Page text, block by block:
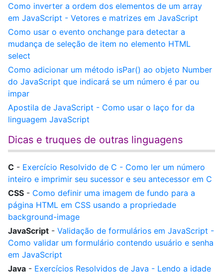
Como inverter a ordem dos elementos de um array
em JavaScript - Vetores e matrizes em JavaScript
Como usar o evento onchange para detectar a
mudança de seleção de item no elemento HTML
select
Como adicionar um método isPar() ao objeto Number
do JavaScript que indicará se um número é par ou
impar
Apostila de JavaScript - Como usar o laço for da
linguagem JavaScript
Dicas e truques de outras linguagens
C - Exercício Resolvido de C - Como ler um número
inteiro e imprimir seu sucessor e seu antecessor em C
CSS - Como definir uma imagem de fundo para a
página HTML em CSS usando a propriedade
background-image
JavaScript - Validação de formulários em JavaScript -
Como validar um formulário contendo usuário e senha
em JavaScript
Java - Exercícios Resolvidos de Java - Lendo a idade